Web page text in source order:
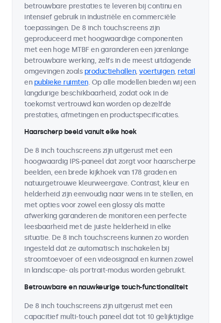
betrouwbare prestaties te leveren bij continu en
intensief gebruik in industriële en commerciële
toepassingen. De 8 inch touchscreens zijn
geproduceerd met hoogwaardige componenten
met een hoge MTBF en garanderen een jarenlange
betrouwbare werking, zelfs in de meest uitdagende
omgevingen zoals productiehallen, voertuigen, retail
en publieke ruimten. Op alle modellen bieden wij een
langdurige beschikbaarheid, zodat ook in de
toekomst vertrouwd kan worden op dezelfde
prestaties, afmetingen en productspecificaties.
Haarscherp beeld vanuit elke hoek
De 8 inch touchscreens zijn uitgerust met een
hoogwaardig IPS-paneel dat zorgt voor haarscherpe
beelden, een brede kijkhoek van 178 graden en
natuurgetrouwe kleurweergave. Contrast, kleur en
helderheid zijn eenvoudig naar wens in te stellen, en
met opties voor zowel een glossy als matte
afwerking garanderen de monitoren een perfecte
leesbaarheid met de juiste helderheid in elke
situatie. De 8 inch touchscreens kunnen zo worden
ingesteld dat ze automatisch inschakelen bij
stroomtoevoer of een videosignaal en kunnen zowel
in landscape- als portrait-modus worden gebruikt.
Betrouwbare en nauwkeurige touch-functionaliteit
De 8 inch touchscreens zijn uitgerust met een
capacitief multi-touch paneel dat tot 10 gelijktijdige